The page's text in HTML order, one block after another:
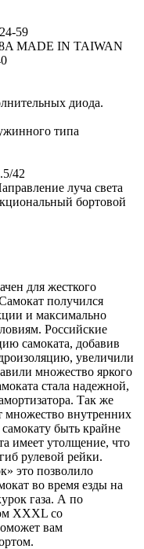
59
MADE IN TAIWAN
диода.
типа
42
луча света
бортовой
для жесткого
получился
и максимально
Российские
самоката, добавив
увеличили
множество яркого
стала надежной,
Так же
множество внутренних
быть крайне
имеет утолщение, что
рулевой рейки.
это позволило
во время езды на
газа. А по
XXXL со
вам